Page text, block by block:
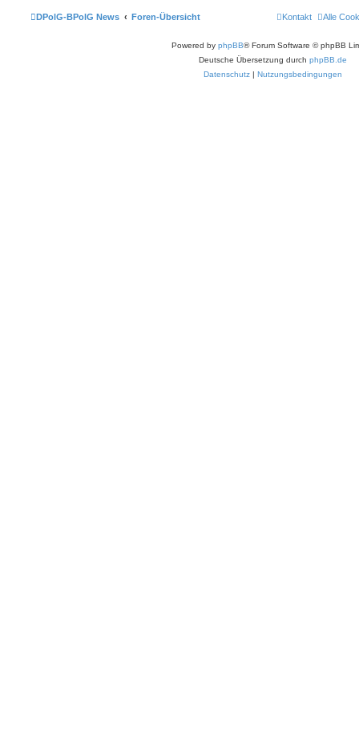
DPolG-BPolG News Foren-Übersicht Alle
Kontakt
Powered by phpBB® Forum Software © phpBB
Deutsche Übersetzung durch phpBB.de
Datenschutz | Nutzungsbedingungen